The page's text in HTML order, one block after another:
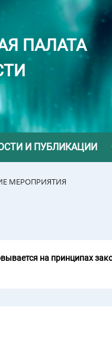
ПАЛАТА
И ПУБЛИКАЦИИ
МЕРОПРИЯТИЯ
на принципах